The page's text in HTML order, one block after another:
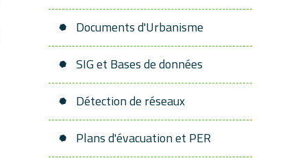
Documents d'Urbanisme
SIG et Bases de données
Détection de réseaux
Plans d'évacuation et PER